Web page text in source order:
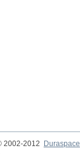
2002-2012
Duraspace